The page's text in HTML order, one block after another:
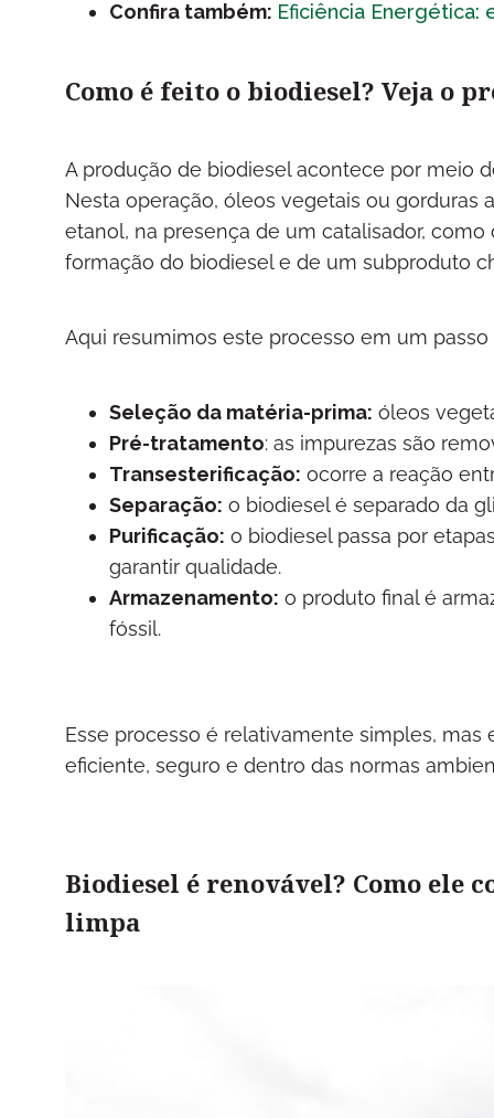
Confira também: Eficiência Energética:
Como é feito o biodiesel? Veja o
A produção de biodiesel acontece por meio
Nesta operação, óleos vegetais ou
etanol, na presença de um catalisador,
formação do biodiesel e de um subproduto
Aqui resumimos este processo em um
Seleção da matéria-prima: óleos
Pré-tratamento: as impurezas são
Transesterificação: ocorre a reação
Separação: o biodiesel é separado da
Purificação: o biodiesel passa por
garantir qualidade.
Armazenamento: o produto final é
fóssil.
Esse processo é relativamente simples,
eficiente, seguro e dentro das normas
Biodiesel é renovável? Como
limpa